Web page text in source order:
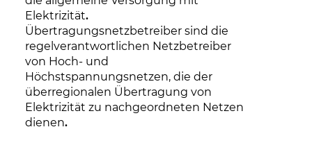
Elektrizität.
Übertragungsnetzbetreiber sind die
regelverantwortlichen Netzbetreiber
von Hoch- und
Höchstspannungsnetzen, die der
überregionalen Übertragung von
Elektrizität zu nachgeordneten Netzen
dienen.